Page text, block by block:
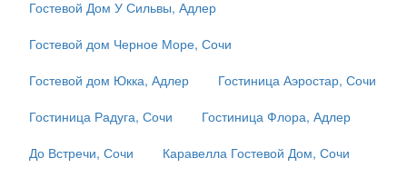
Гостевой Дом У Сильвы, Адлер
Гостевой дом Черное Море, Сочи
Гостевой дом Юкка, Адлер
Гостиница Аэростар, Сочи
Гостиница Радуга, Сочи
Гостиница Флора, Адлер
До Встречи, Сочи
Каравелла Гостевой Дом, Сочи